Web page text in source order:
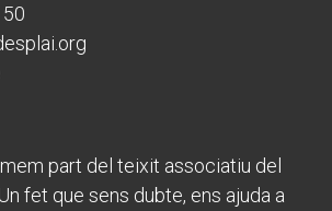
part del teixit associatiu del
. Un fet que sens dubte, ens ajuda a